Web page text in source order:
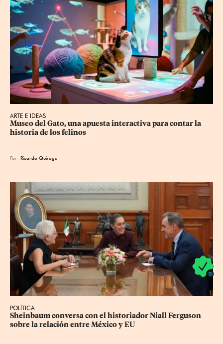
ARTE E IDEAS
Museo del Gato, una apuesta interactiva para contar la
historia de los felinos
Por Ricardo Quiroga
POLÍTICA
Sheinbaum conversa con el historiador Niall Ferguson
sobre la relación entre México y EU